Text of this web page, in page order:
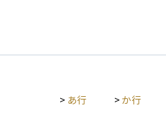
> あ行 >か行